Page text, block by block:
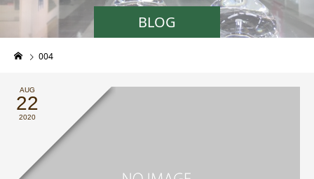
BLOG
004
AUG
22
2020